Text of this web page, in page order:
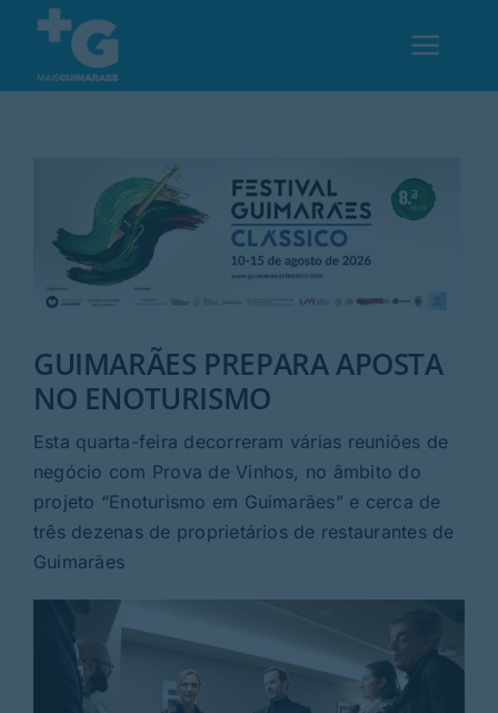
content
Desporto
Opinião
Região
Rubricas
Revista
GUIMARÃES PREPARA APOSTA
NO ENOTURISMO
Esta quarta-feira decorreram várias reuniões de
negócio com Prova de Vinhos, no âmbito do
projeto “Enoturismo em Guimarães” e cerca de
três dezenas de proprietários de restaurantes de
Guimarães